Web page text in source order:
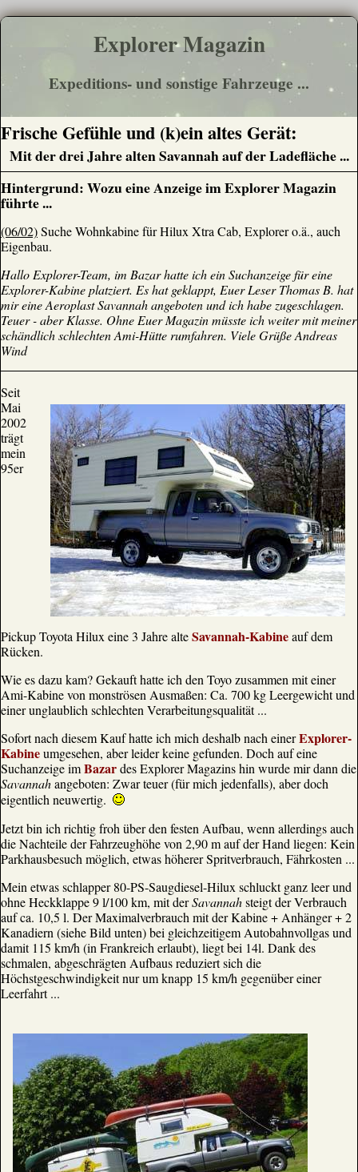
Explorer Magazin
Expeditions- und sonstige Fahrzeuge ...
Frische Gefühle und (k)ein altes Gerät:
Mit der drei Jahre alten Savannah auf der Ladefläche ...
Hintergrund: Wozu eine Anzeige im Explorer Magazin
führte ...
(06/02)Suche Wohnkabine für Hilux Xtra Cab, Explorer o.ä., auch
Eigenbau.
Hallo Explorer-Team, im Bazar hatte ich ein Suchanzeige für eine
Explorer-Kabine platziert. Es hat geklappt, Euer Leser Thomas B. hat
mir eine Aeroplast Savannah angeboten und ich habe zugeschlagen.
Teuer - aber Klasse. Ohne Euer Magazin müsste ich weiter mit meiner
schändlich schlechten Ami-Hütte rumfahren. Viele Grüße Andreas
Wind
Seit
Mai
2002
trägt
mein
95er
Pickup Toyota Hilux eine 3 Jahre alteSavannah-Kabineauf dem
Rücken.
Wie es dazu kam? Gekauft hatte ich den Toyo zusammen mit einer
Ami-Kabine von monströsen Ausmaßen: Ca. 700 kg Leergewicht und
einer unglaublich schlechten Verarbeitungsqualität ...
Sofort nach diesem Kauf hatte ich mich deshalb nach einerExplorer-
Kabineumgesehen, aber leider keine gefunden. Doch auf eine
Suchanzeige imBazardes Explorer Magazins hin wurde mir dann die
Savannahangeboten: Zwar teuer (für mich jedenfalls), aber doch
eigentlich neuwertig.
Jetzt bin ich richtig froh über den festen Aufbau, wenn allerdings auch
die Nachteile der Fahrzeughöhe von 2,90 m auf der Hand liegen: Kein
Parkhausbesuch möglich, etwas höherer Spritverbrauch, Fährkosten ...
Mein etwas schlapper 80-PS-Saugdiesel-Hilux schluckt ganz leer und
ohne Heckklappe 9 l/100 km, mit derSavannahsteigt der Verbrauch
auf ca. 10,5 l. Der Maximalverbrauch mit der Kabine + Anhänger + 2
Kanadiern (siehe Bild unten) bei gleichzeitigem Autobahnvollgas und
damit 115 km/h (in Frankreich erlaubt), liegt bei 14l. Dank des
schmalen, abgeschrägten Aufbaus reduziert sich die
Höchstgeschwindigkeit nur um knapp 15 km/h gegenüber einer
Leerfahrt ...